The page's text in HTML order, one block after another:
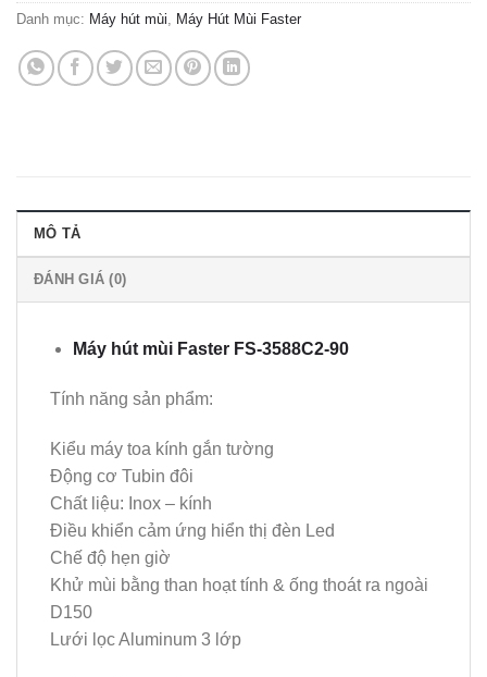
Danh mục: Máy hút mùi, Máy Hút Mùi Faster
MÔ TẢ
ĐÁNH GIÁ (0)
Máy hút mùi Faster FS-3588C2-90
Tính năng sản phẩm:
Kiểu máy toa kính gắn tường
Động cơ Tubin đôi
Chất liệu: Inox – kính
Điều khiển cảm ứng hiển thị đèn Led
Chế độ hẹn giờ
Khử mùi bằng than hoạt tính & ống thoát ra ngoài
D150
Lưới lọc Aluminum 3 lớp